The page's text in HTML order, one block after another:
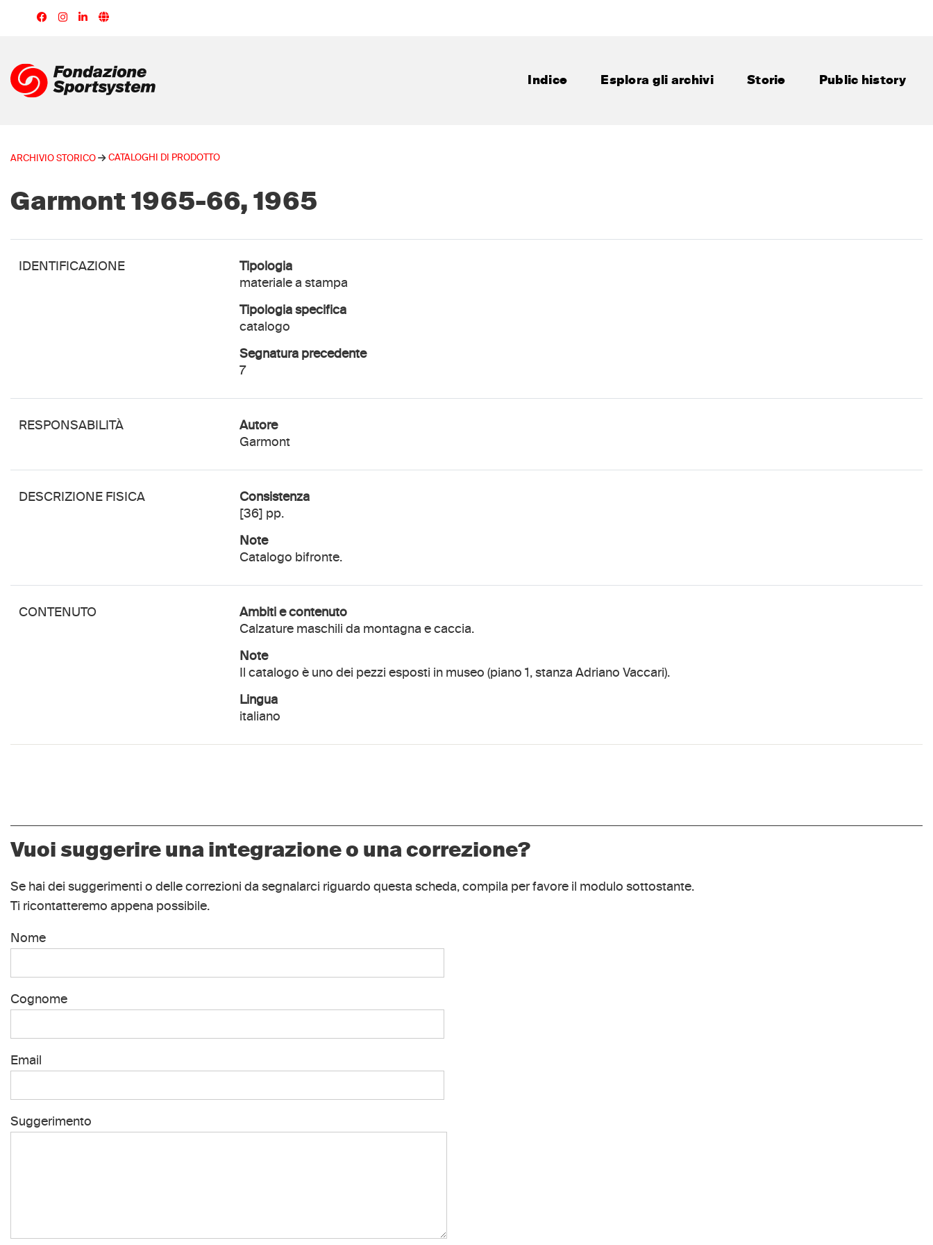
principale
Indice Esplora gli archivi Storie Public history
ARCHIVIO STORICO CATALOGHI DI PRODOTTO
Garmont 1965-66, 1965
IDENTIFICAZIONE
Tipologia
materiale a stampa
Tipologia specifica
catalogo
Segnatura precedente
7
RESPONSABILITÀ
autore
Garmont
DESCRIZIONE FISICA
Consistenza
[36] pp.
Note
Catalogo bifronte.
CONTENUTO
Ambiti e contenuto
Calzature maschili da montagna e caccia.
Note
Il catalogo è uno dei pezzi esposti in museo (piano 1, stanza Adriano Vaccari).
lingua
italiano
Vuoi suggerire una integrazione o una correzione?
Se hai dei suggerimenti o delle correzioni da segnalarci riguardo questa scheda, compila per favore il modulo sottostante.
Ti ricontatteremo appena possibile.
Nome
Cognome
Email
Suggerimento